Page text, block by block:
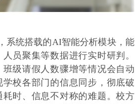
系统搭载的AI智能分析模块，能
员聚集等数据进行实时研判。
级请假人数骤增等情况会自动
校各部门的信息同步，彻底破
时、信息不对称的难题。校方